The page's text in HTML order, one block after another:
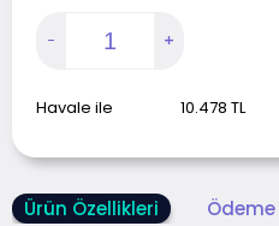
Havale ile 10.478 TL
Ürün Özellikleri Ödeme